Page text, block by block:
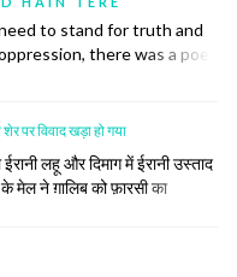
to stand for truth and
there was a poet
to the poets.
पर विवाद खड़ा हो गया
लहू और दिमाग में ईरानी उस्ताद
मेल ने ग़ालिब को फ़ारसी का